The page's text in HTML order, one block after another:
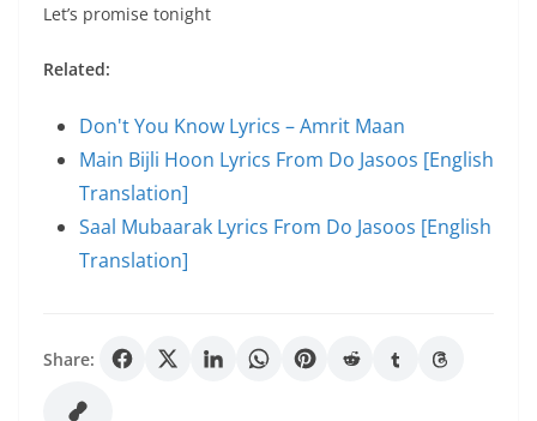
Let’s promise tonight
Related:
Don't You Know Lyrics – Amrit Maan
Main Bijli Hoon Lyrics From Do Jasoos [English
Translation]
Saal Mubaarak Lyrics From Do Jasoos [English
Translation]
Share: